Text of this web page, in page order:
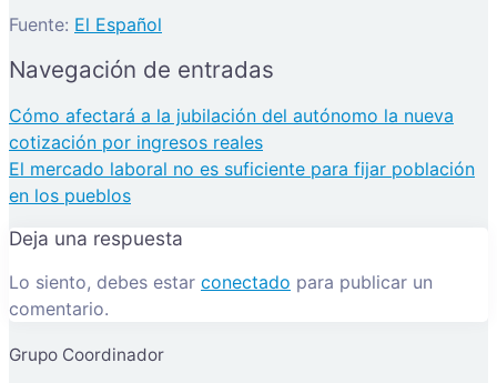
Fuente: El Español
Navegación de entradas
Cómo afectará a la jubilación del autónomo la nueva
cotización por ingresos reales
El mercado laboral no es suficiente para fijar población
en los pueblos
Deja una respuesta
Lo siento, debes estar conectado para publicar un
comentario.
Grupo Coordinador